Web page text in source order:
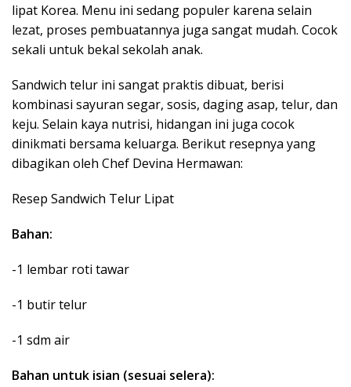
lipat Korea. Menu ini sedang populer karena selain
lezat, proses pembuatannya juga sangat mudah. Cocok
sekali untuk bekal sekolah anak.
Sandwich telur ini sangat praktis dibuat, berisi
kombinasi sayuran segar, sosis, daging asap, telur, dan
keju. Selain kaya nutrisi, hidangan ini juga cocok
dinikmati bersama keluarga. Berikut resepnya yang
dibagikan oleh Chef Devina Hermawan:
Resep Sandwich Telur Lipat
Bahan:
-1 lembar roti tawar
-1 butir telur
-1 sdm air
Bahan untuk isian (sesuai selera):